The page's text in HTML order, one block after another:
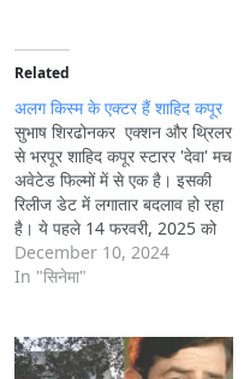
d
i
n
g
…
Related
अलग किस्‍म के एक्‍टर हैं शाहिद कपूर
सुभाष शिरढोनकर एक्शन और थ्रिलर
से भरपूर शाहिद कपूर स्टारर 'देवा' मच
अवेटेड फिल्मों में से एक है। इसकी
रिलीज डेट में लगातार बदलाव हो रहा
है। ये पहले 14 फरवरी, 2025 को
रिलीज होने वाली थी लेकिन मेकर्स ने
अब इसे तय तारीख से
किया है। ज़ी…
December 10, 2024
In "सिनेमा"